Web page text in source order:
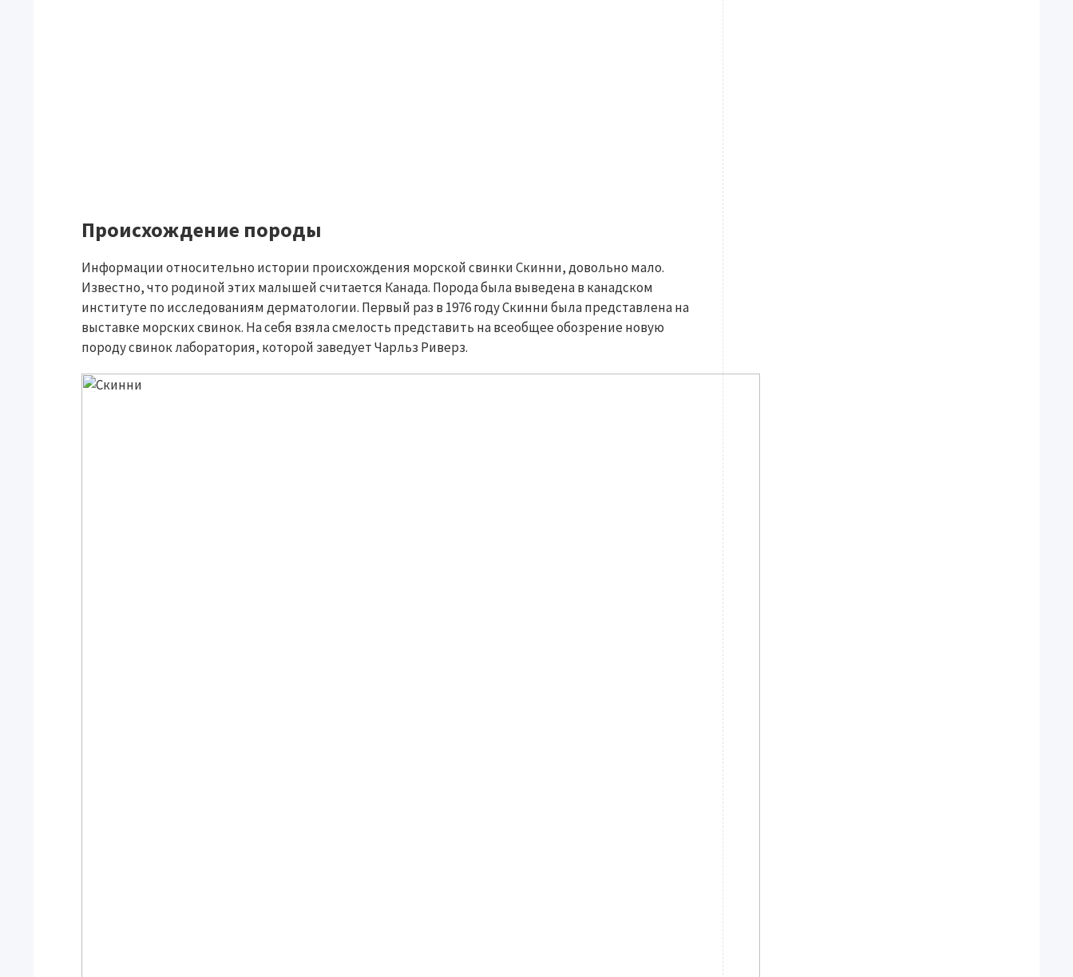
Происхождение породы
Информации относительно истории происхождения морской свинкиСкинни, довольно мало.
Известно, что родиной этих малышей считается Канада. Порода была выведена в канадском
институте по исследованиям дерматологии. Первый раз в 1976 годуСкиннибыла представлена на
выставке морских свинок. На себя взяла смелость представить на всеобщее обозрение новую
породу свинок лаборатория, которой заведует Чарльз Риверз.